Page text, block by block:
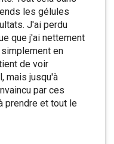
les gélules
J'ai perdu
que j'ai nettement
en
de voir
mais jusqu'à
par ces
prendre et tout le